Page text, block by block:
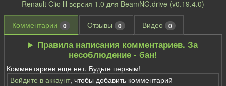
Renault Clio lll версия 1.0 для BeamNG.drive (v0.19.4.0)
Комментарии 0 Отзывы 0 Видео 0
Правила написания комментариев. За
несоблюдение - бан!
Комментариев еще нет. Будьте первым!
Войдите в аккаунт, чтобы добавить комментарий